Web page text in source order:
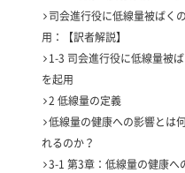
司会進行役に低線量被ばく
用：【訳者解説】
1-3 司会進行役に低線量被
を起用
2 低線量の定義
低線量の健康への影響とは
れるのか？
3-1 第3章：低線量の健康へ